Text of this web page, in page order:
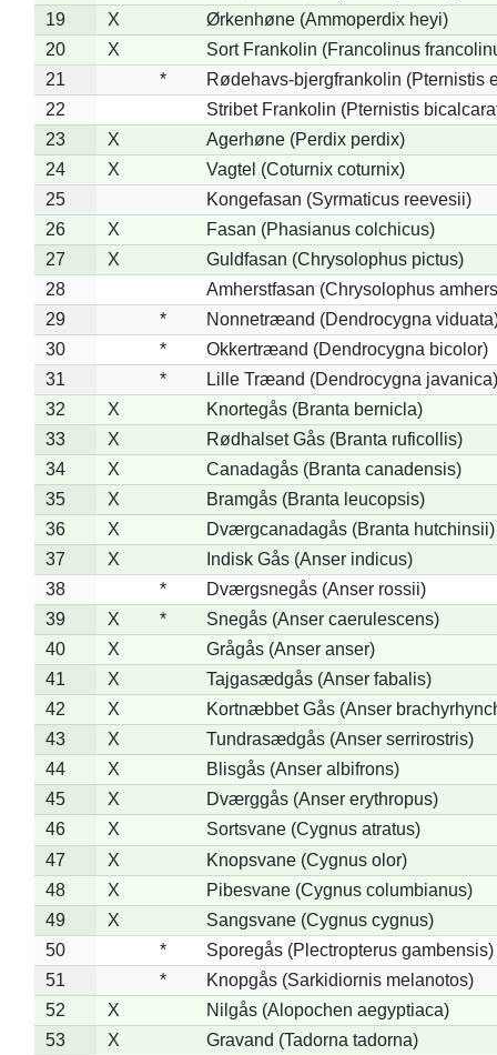
19
X
Ørkenhøne (Ammoperdix heyi)
20
X
Sort Frankolin (Francolinus
21
*
Rødehavs-bjergfrankolin (Pternistis
22
Stribet Frankolin (Pternistis
23
X
Agerhøne (Perdix perdix)
24
X
Vagtel (Coturnix coturnix)
25
Kongefasan (Syrmaticus reevesii)
26
X
Fasan (Phasianus colchicus)
27
X
Guldfasan (Chrysolophus pictus)
28
Amherstfasan (Chrysolophus
29
*
Nonnetræand (Dendrocygna
30
*
Okkertræand (Dendrocygna bicolor)
31
*
Lille Træand (Dendrocygna javanica)
32
X
Knortegås (Branta bernicla)
33
X
Rødhalset Gås (Branta ruficollis)
34
X
Canadagås (Branta canadensis)
35
X
Bramgås (Branta leucopsis)
36
X
Dværgcanadagås (Branta hutchinsii)
37
X
Indisk Gås (Anser indicus)
38
*
Dværgsnegås (Anser rossii)
39
X *
Snegås (Anser caerulescens)
40
X
Grågås (Anser anser)
41
X
Tajgasædgås (Anser fabalis)
42
X
Kortnæbbet Gås (Anser
43
X
Tundrasædgås (Anser serrirostris)
44
X
Blisgås (Anser albifrons)
45
X
Dværggås (Anser erythropus)
46
X
Sortsvane (Cygnus atratus)
47
X
Knopsvane (Cygnus olor)
48
X
Pibesvane (Cygnus columbianus)
49
X
Sangsvane (Cygnus cygnus)
50
*
Sporegås (Plectropterus gambensis)
51
*
Knopgås (Sarkidiornis melanotos)
52
X
Nilgås (Alopochen aegyptiaca)
53
X
Gravand (Tadorna tadorna)